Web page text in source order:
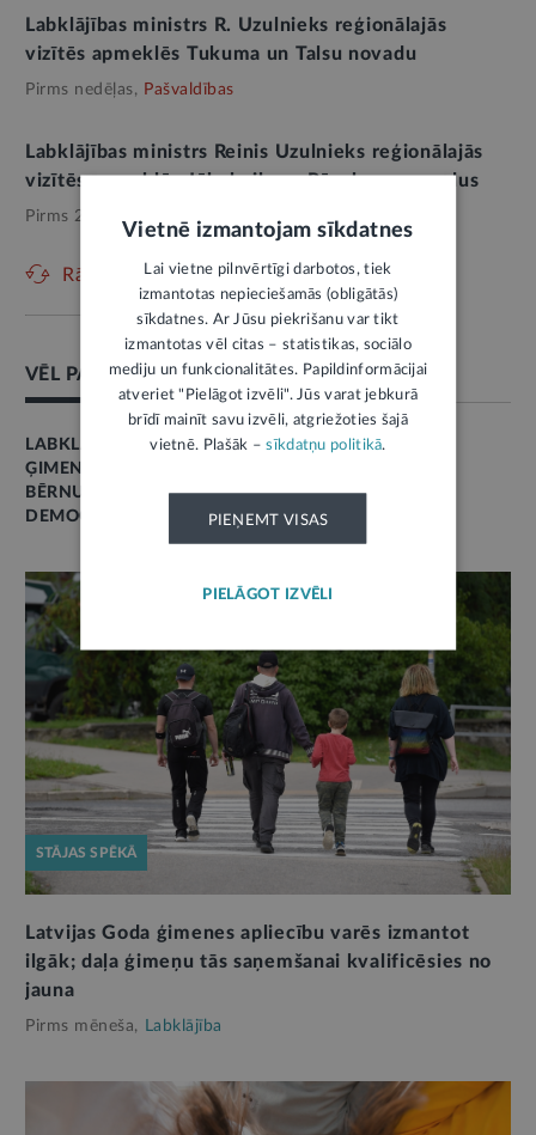
Labklājības ministrs R. Uzulnieks reģionālajās
vizītēs apmeklēs Tukuma un Talsu novadu
Pirms nedēļas, Pašvaldības
Labklājības ministrs Reinis Uzulnieks reģionālajās
vizītēs apmeklēs Jēkabpils un Rēzeknes novadus
Pirms 2 nedēļām,
Rādīt vēl
VĒL PAR ŠO TĒMU
LABKLĀJĪBA
ĢIMENE
BĒRNU TIESĪBAS
DEMOGRĀFIJA
STĀJAS SPĒKĀ
Latvijas Goda ģimenes apliecību varēs izmantot
ilgāk; daļa ģimeņu tās saņemšanai kvalificēsies no
jauna
Pirms mēneša, Labklājība
Vietnē izmantojam sīkdatnes
Lai vietne pilnvērtīgi darbotos, tiek
izmantotas nepieciešamās (obligātās)
sīkdatnes. Ar Jūsu piekrišanu var tikt
izmantotas vēl citas – statistikas, sociālo
mediju un funkcionalitātes. Papildinformācijai
atveriet "Pielāgot izvēli". Jūs varat jebkurā
brīdī mainīt savu izvēli, atgriežoties šajā
vietnē. Plašāk –sīkdatņu politikā.
PIEŅEMT VISAS
PIELĀGOT IZVĒLI